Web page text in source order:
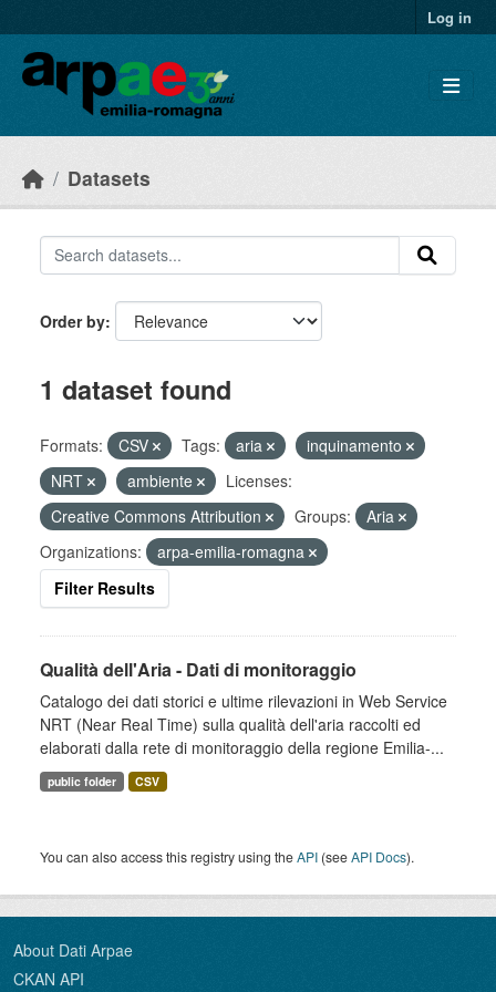
Log in
Datasets
Order by
1 dataset found
Formats: CSV Tags: aria
inquinamento
NRT
ambiente
Licenses:
Creative Commons Attribution
Groups:
Aria
Organizations:
arpa-emilia-romagna
Filter Results
Qualità dell'Aria - Dati di monitoraggio
Catalogo dei dati storici e ultime rilevazioni in Web Service
NRT (Near Real Time) sulla qualità dell'aria raccolti ed
elaborati dalla rete di monitoraggio della regione Emilia-...
public folder CSV
You can also access this registry using theAPI (seeAPI Docs).
About Dati Arpae
CKAN API